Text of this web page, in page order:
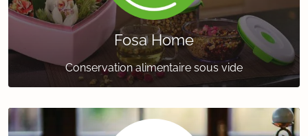
Fosa Home
Conservation alimentaire sous vide